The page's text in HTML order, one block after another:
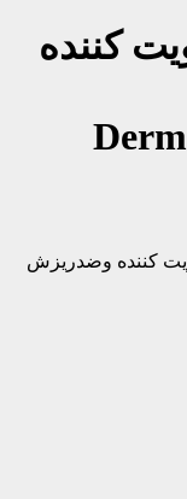
کننده
کننده وضدریزش